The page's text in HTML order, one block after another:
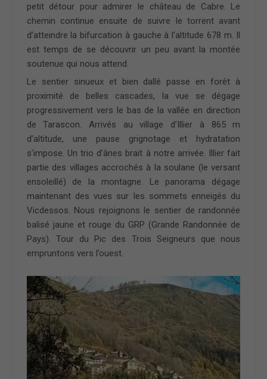
petit détour pour admirer le château de Cabre. Le
chemin continue ensuite de suivre le torrent avant
d’atteindre la bifurcation à gauche à l’altitude 678 m. Il
est temps de se découvrir un peu avant la montée
soutenue qui nous attend.
Le sentier sinueux et bien dallé passe en forêt à
proximité de belles cascades, la vue se dégage
progressivement vers le bas de la vallée en direction
de Tarascon. Arrivés au village d’Illier à 865 m
d’altitude, une pause grignotage et hydratation
s’impose. Un trio d’ânes brait à notre arrivée. Illier fait
partie des villages accrochés à la soulane (le versant
ensoleillé) de la montagne. Le panorama dégage
maintenant des vues sur les sommets enneigés du
Vicdessos. Nous rejoignons le sentier de randonnée
balisé jaune et rouge du GRP (Grande Randonnée de
Pays). Tour du Pic des Trois Seigneurs que nous
empruntons vers l’ouest.